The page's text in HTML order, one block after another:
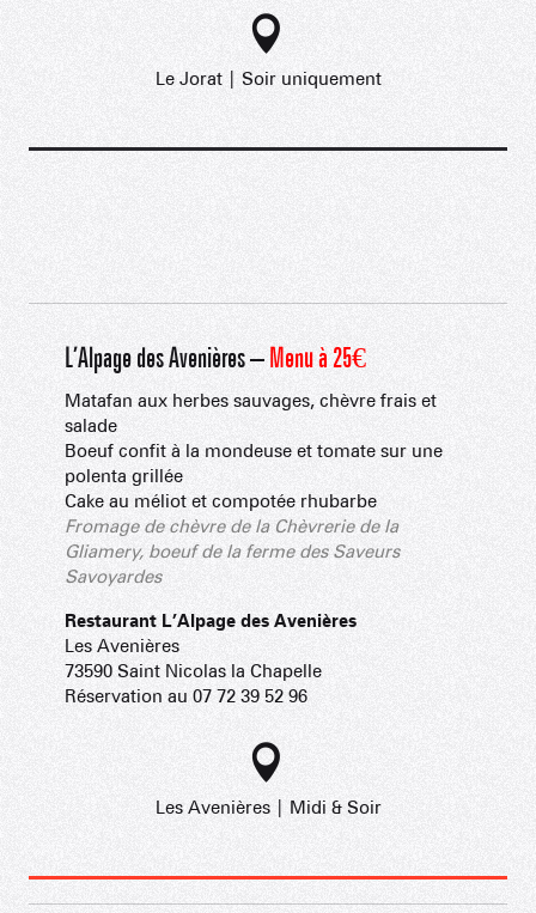
Le Jorat | Soir uniquement
L’Alpage des Avenières – Menu à 25€
Matafan aux herbes sauvages, chèvre frais et
salade
Boeuf confit à la mondeuse et tomate sur une
polenta grillée
Cake au méliot et compotée rhubarbe
Fromage de chèvre de la Chèvrerie de la
Gliamery, boeuf de la ferme des Saveurs
Savoyardes
Restaurant L’Alpage des Avenières
Les Avenières
73590 Saint Nicolas la Chapelle
Réservation au 07 72 39 52 96
Les Avenières | Midi & Soir